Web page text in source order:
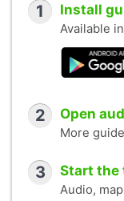
1 Install
Available
2 Open
More
3 Start the
Audio,